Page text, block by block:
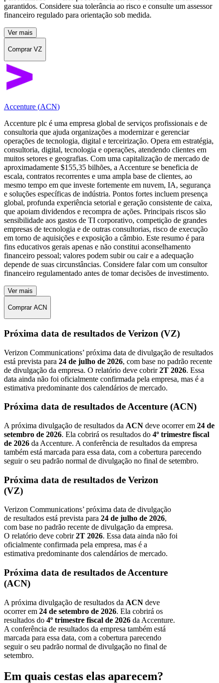
garantidos. Considere sua tolerância ao risco e consulte um assessor
financeiro regulado para orientação sob medida.
Ver mais
Comprar VZ
Accenture (ACN)
Accenture plc é uma empresa global de serviços profissionais e de
consultoria que ajuda organizações a modernizar e gerenciar
operações de tecnologia, digital e terceirização. Opera em estratégia,
consultoria, digital, tecnologia e operações, atendendo clientes em
muitos setores e geografias. Com uma capitalização de mercado de
aproximadamente $155,35 bilhões, a Accenture se beneficia de
escala, contratos recorrentes e uma ampla base de clientes, ao
mesmo tempo em que investe fortemente em nuvem, IA, segurança
e soluções específicas de indústria. Pontos fortes incluem presença
global, profunda experiência setorial e geração consistente de caixa,
que apoiam dividendos e recompra de ações. Principais riscos são
sensibilidade aos gastos de TI corporativo, competição de grandes
empresas de tecnologia e de outras consultorias, risco de execução
em torno de aquisições e exposição a câmbio. Este resumo é para
fins educativos gerais apenas e não constitui aconselhamento
financeiro pessoal; valores podem subir ou cair e a adequação
depende de suas circunstâncias. Considere falar com um consultor
financeiro regulamentado antes de tomar decisões de investimento.
Ver mais
Comprar ACN
Próxima data de resultados de Verizon (VZ)
Verizon Communications’ próxima data de divulgação de resultados
está prevista para 24 de julho de 2026, com base no padrão recente
de divulgação da empresa. O relatório deve cobrir2T 2026. Essa
data ainda não foi oficialmente confirmada pela empresa, mas é a
estimativa predominante dos calendários de mercado.
Próxima data de resultados de Accenture (ACN)
A próxima divulgação de resultados da ACN deve ocorrer em 24 de
setembro de 2026. Ela cobrirá os resultados do 4º trimestre fiscal
de 2026 da Accenture. A conferência de resultados da empresa
também está marcada para essa data, com a cobertura parecendo
seguir o seu padrão normal de divulgação no final de setembro.
Próxima data de resultados de Verizon
(VZ)
Verizon Communications’ próxima data de divulgação
de resultados está prevista para 24 de julho de 2026,
com base no padrão recente de divulgação da empresa.
O relatório deve cobrir2T 2026. Essa data ainda não foi
oficialmente confirmada pela empresa, mas é a
estimativa predominante dos calendários de mercado.
Próxima data de resultados de Accenture
(ACN)
A próxima divulgação de resultados da ACN deve
ocorrer em 24 de setembro de 2026. Ela cobrirá os
resultados do 4º trimestre fiscal de 2026 da Accenture.
A conferência de resultados da empresa também está
marcada para essa data, com a cobertura parecendo
seguir o seu padrão normal de divulgação no final de
setembro.
Em quais cestas elas aparecem?